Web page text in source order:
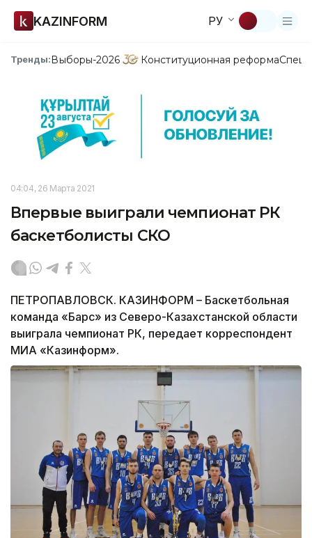
KAZINFORM РУ
Тренды:Выборы-2026 Конституционная реформа
04:04, 26 Марта 2021
Впервые выиграли чемпионат РК
баскетболисты СКО
ПЕТРОПАВЛОВСК. КАЗИНФОРМ – Баскетбольная
команда «Барс» из Северо-Казахстанской области
выиграла чемпионат РК, передает корреспондент
МИА «Казинформ».